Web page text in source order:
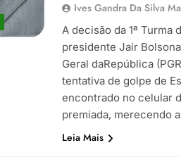
Ives Gandra Da Silva
A decisão da 1ª Turma
presidente Jair
Geral daRepública
tentativa de golpe de
encontrado no celular
premiada, merecendo
Leia Mais